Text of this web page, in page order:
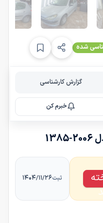
شده
گزارش کارشناسی
خبرم کن
ثبت۱۴۰۴/۱۱/۲۶